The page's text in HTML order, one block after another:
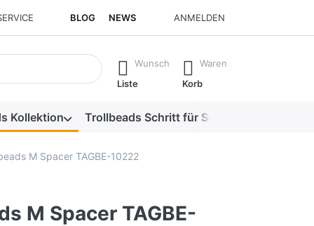
BLOG NEWS ANMELDEN
erste Ergebnisse. Drücken Sie die Eingabetaste, um alle
Wunsch
Liste
Waren
Korb
Kollektion Trollbeads Schritt für Schritt
M Spacer TAGBE-10222
M Spacer TAGBE-